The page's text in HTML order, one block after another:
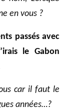
en vous ?
passés avec
le Gabon
car il faut le
années…?